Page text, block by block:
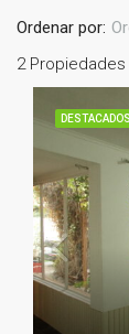
2 Propiedades
Ordenar por:
DESTACADOS